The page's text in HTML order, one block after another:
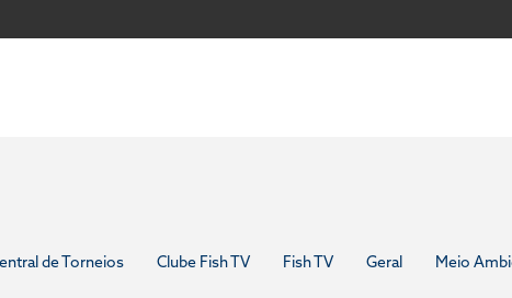
de Torneios Clube Fish TV Fish TV Geral Meio